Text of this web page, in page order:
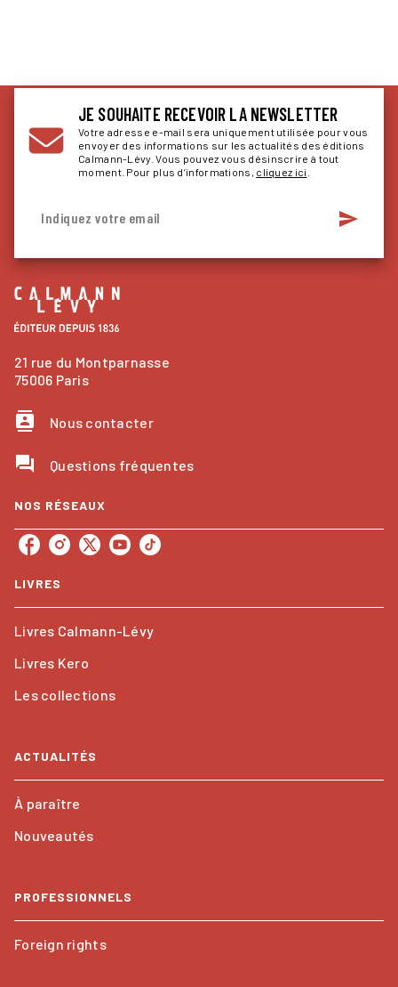
JE SOUHAITE RECEVOIR LA NEWSLETTER
Votre adresse e-mail sera uniquement utilisée pour vous
envoyer des informations sur les actualités des éditions
Calmann-Lévy. Vous pouvez vous désinscrire à tout
moment. Pour plus d’informations, cliquez ici
Indiquez votre email send
21 rue du Montparnasse
75006 Paris
contacts Nous contacter
question_answer Questions fréquentes
NOS RÉSEAUX
LIVRES
Livres Calmann-Lévy
Livres Kero
Les collections
ACTUALITÉS
À paraître
Nouveautés
PROFESSIONNELS
Foreign rights